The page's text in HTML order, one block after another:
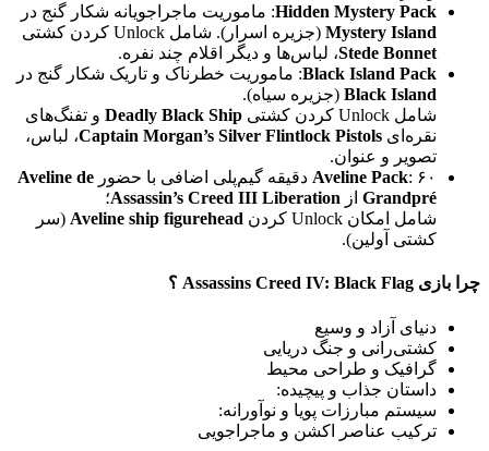
Hidden Mystery Pack: ماموریت ماجراجویانه شکار گنج در
Mystery Island (جزیره اسرار). شامل Unlock کردن کشتی
Stede Bonnet، لباس‌ها و دیگر اقلام چند نفره.
Black Island Pack: ماموریت خطرناک و تاریک شکار گنج در
Black Island (جزیره سیاه).
شامل Unlock کردن کشتی
Deadly Black Ship و تفنگ‌های
نقره‌ای Captain Morgan’s Silver Flintlock Pistols، لباس،
تصویر و عنوان.
Aveline Pack: ۶۰ دقیقه گیم‌پلی اضافی با حضور
Aveline de
Grandpré از Assassin’s Creed III Liberation؛
شامل امکان Unlock کردن
Aveline ship figurehead (سر
کشتی آولین).
چرا بازی Assassins Creed IV: Black Flag ؟
دنیای آزاد و وسیع
کشتی‌رانی و جنگ دریایی
گرافیک و طراحی محیط
داستان جذاب و پیچیده:
سیستم مبارزات پویا و نوآورانه:
ترکیب عناصر اکشن و ماجراجویی